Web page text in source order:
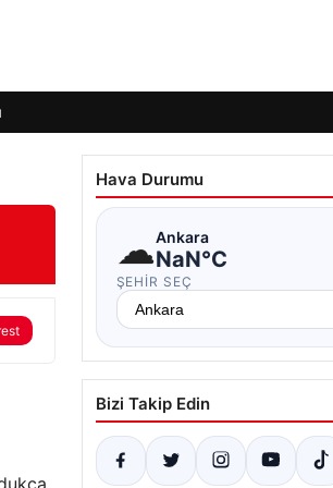
Hava Durumu
☁Ankara
NaN°C
ŞEHIR SEÇ
Bizi Takip Edin